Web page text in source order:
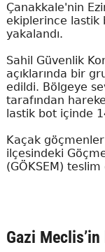
Çanakkale'nin
ekiplerince lastik
yakalandı.
Sahil Güvenlik
açıklarında bir
edildi. Bölgeye
tarafından
lastik bot içinde
Kaçak
ilçesindeki
(GÖKSEM) teslim
Gazi Meclis’in